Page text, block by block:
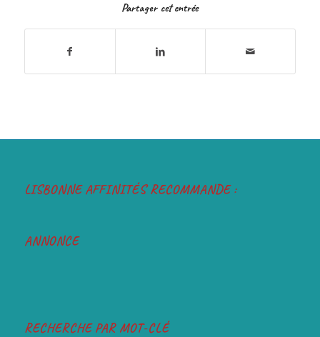
Partager cet entrée
LISBONNE AFFINITÉS RECOMMANDE :
ANNONCE
RECHERCHE PAR MOT-CLÉ